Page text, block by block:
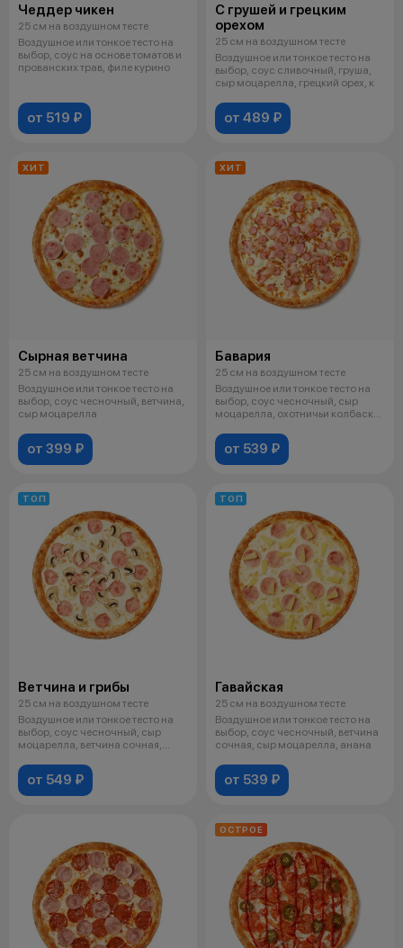
Чеддер чикен
25 см на воздушном тесте
Воздушное или тонкое тесто на
выбор, соус на основе томатов и
прованских трав, филе курино
от 519 ₽
С грушей и грецким
орехом
25 см на воздушном тесте
Воздушное или тонкое тесто на
выбор, соус сливочный, груша,
сыр моцарелла, грецкий орех, к
от 489 ₽
ХИТ
Сырная ветчина
25 см на воздушном тесте
Воздушное или тонкое тесто на
выбор, соус чесночный, ветчина,
сыр моцарелла
от 399 ₽
ХИТ
Бавария
25 см на воздушном тесте
Воздушное или тонкое тесто на
выбор, соус чесночный, сыр
моцарелла, охотничьи колбаски,
от 539 ₽
ТОП
Ветчина и грибы
25 см на воздушном тесте
Воздушное или тонкое тесто на
выбор, соус чесночный, сыр
моцарелла, ветчина сочная,
от 549 ₽
ТОП
Гавайская
25 см на воздушном тесте
Воздушное или тонкое тесто на
выбор, соус чесночный, ветчина
сочная, сыр моцарелла, анана
от 539 ₽
ОСТРОЕ